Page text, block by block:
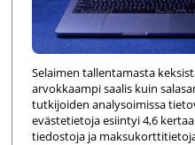
Selaimen tallentamasta
arvokkaampi saalis kuin
tutkijoiden analysoimissa
evästetietoja esiintyi 4,6
tiedostoja ja